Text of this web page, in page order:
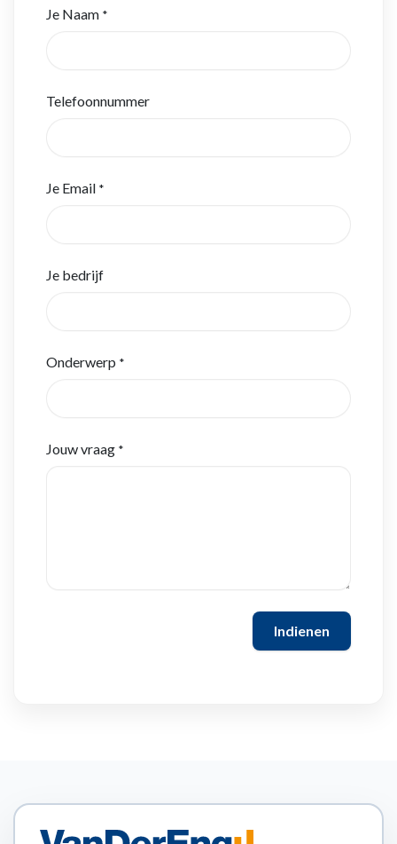
Je Naam *
Telefoonnummer
Je Email *
Je bedrijf
Onderwerp *
Jouw vraag *
Indienen